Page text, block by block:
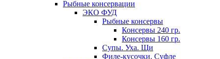
Рыбные консервации
ЭКО ФУД
Рыбные консервы
Консервы 240 гр.
Консервы 160 гр.
Супы. Уха. Щи
Филе-кусочки. Суфле